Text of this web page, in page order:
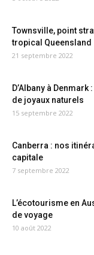
Townsville, point
tropical Queensland
21 septembre 2022
D’Albany à
de joyaux naturels
15 septembre 2022
Canberra : nos
capitale
7 septembre 2022
L’écotourisme en
de voyage
10 août 2022